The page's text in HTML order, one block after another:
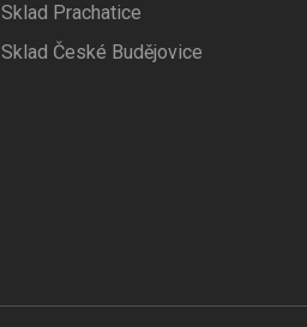
Sklad Prachatice
Sklad České Budějovice